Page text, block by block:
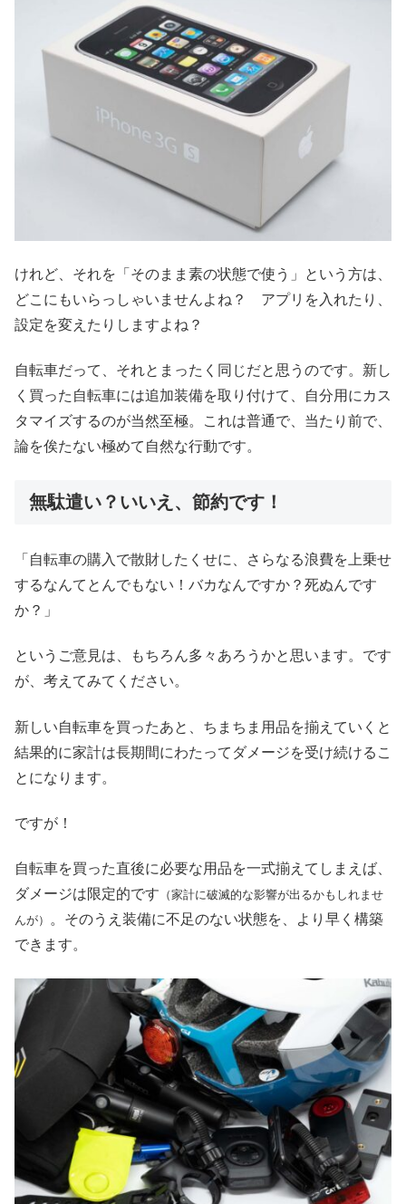
けれど、それを「そのまま素の状態で使う」という方は、
どこにもいらっしゃいませんよね？ アプリを入れたり、
設定を変えたりしますよね？
自転車だって、それとまったく同じだと思うのです。新し
く買った自転車には追加装備を取り付けて、自分用にカス
タマイズするのが当然至極。これは普通で、当たり前で、
論を俟たない極めて自然な行動です。
無駄遣い？いいえ、節約です！
「自転車の購入で散財したくせに、さらなる浪費を上乗せ
するなんてとんでもない！バカなんですか？死ぬんです
か？」
というご意見は、もちろん多々あろうかと思います。です
が、考えてみてください。
新しい自転車を買ったあと、ちまちま用品を揃えていくと
結果的に家計は長期間にわたってダメージを受け続けるこ
とになります。
ですが！
自転車を買った直後に必要な用品を一式揃えてしまえば、
ダメージは限定的です （家計に破滅的な影響が出るかもしれませ
んが）
。そのうえ装備に不足のない状態を、より早く構築
できます。